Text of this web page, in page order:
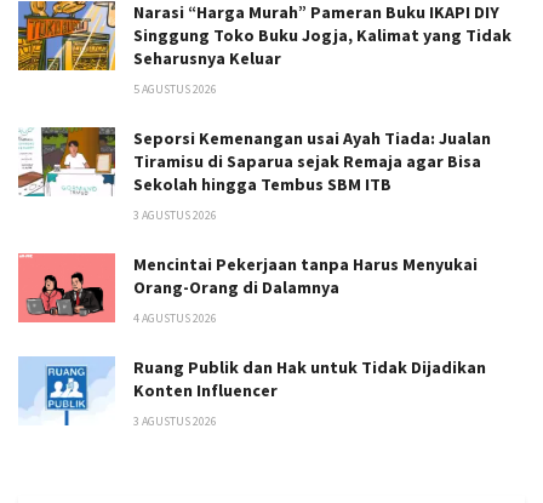
Narasi “Harga Murah” Pameran Buku IKAPI DIY
Singgung Toko Buku Jogja, Kalimat yang Tidak
Seharusnya Keluar
5 AGUSTUS 2026
Seporsi Kemenangan usai Ayah Tiada: Jualan
Tiramisu di Saparua sejak Remaja agar Bisa
Sekolah hingga Tembus SBM ITB
3 AGUSTUS 2026
Mencintai Pekerjaan tanpa Harus Menyukai
Orang-Orang di Dalamnya
4 AGUSTUS 2026
Ruang Publik dan Hak untuk Tidak Dijadikan
Konten Influencer
3 AGUSTUS 2026